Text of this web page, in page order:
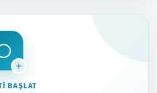
BAŞLAT